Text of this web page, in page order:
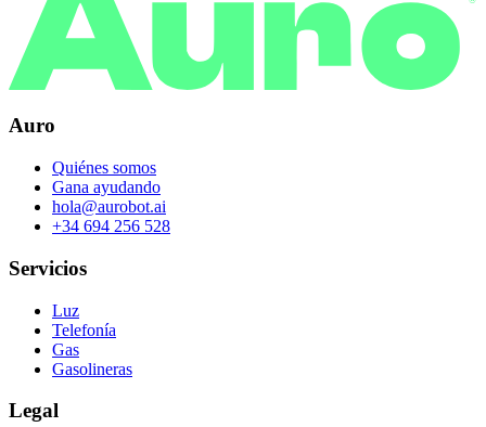
Auro
Quiénes somos
Gana ayudando
hola@aurobot.ai
+34 694 256 528
Servicios
Luz
Telefonía
Gas
Gasolineras
Legal